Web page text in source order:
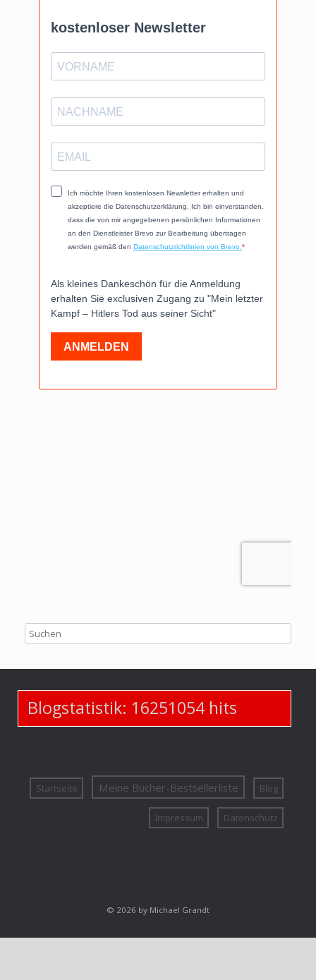
Blogstatistik: 16251054 hits
Startseite Meine Bücher-Bestsellerliste Blog
Impressum Datenschutz
© 2026 by Michael Grandt